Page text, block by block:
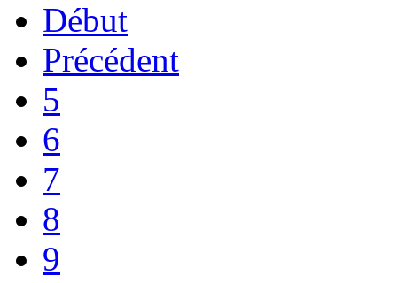
Début
Précédent
5
6
7
8
9